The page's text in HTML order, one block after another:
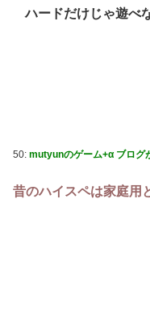
ハードだけじゃ遊べ
50: mutyunのゲーム+α ブログ
昔のハイスペは家庭用